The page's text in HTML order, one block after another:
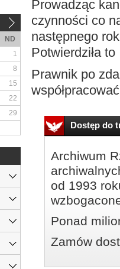
Prowadząc
czynności co
następnego
Potwierdziła
Prawnik po
Dostęp do
Archiwum
od 1993
Ponad
Zamów
ND
1
8
15
22
29